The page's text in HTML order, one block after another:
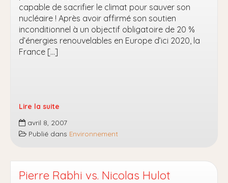
capable de sacrifier le climat pour sauver son
nucléaire ! Après avoir affirmé son soutien
inconditionnel à un objectif obligatoire de 20 %
d’énergies renouvelables en Europe d’ici 2020, la
France […]
Lire la suite
France
n’encourage
les
energies
avril 8, 2007
Publié dans Environnement
Pierre Rabhi vs. Nicolas Hulot